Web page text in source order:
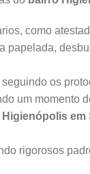
como
papelada,
os
um momento
Higienópolis em
rigorosos